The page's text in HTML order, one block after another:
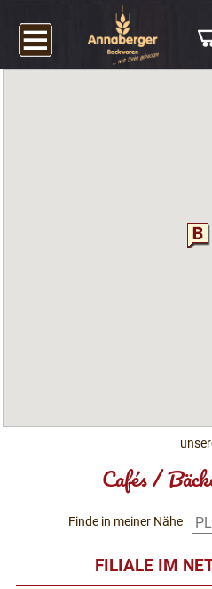
Cafés /
Finde in meiner Nähe
FILIALE IM